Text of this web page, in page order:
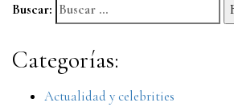
Buscar:
Categorías:
Actualidad y celebrities